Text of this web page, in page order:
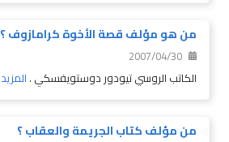
من هو مؤلف قصة الأخوة كرامازوف ؟
2007/04/30
الكاتب الروسي تيودور دوستويفسكي .المزيد
من مؤلف كتاب الجريمة والعقاب ؟